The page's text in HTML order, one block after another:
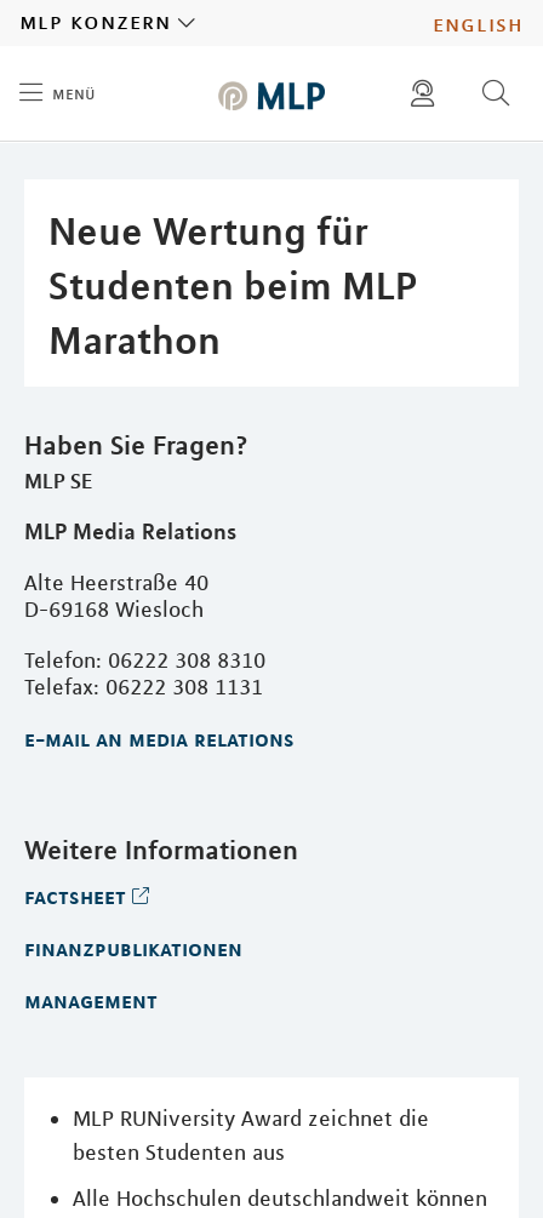
english
mlp konzern
menü
ad hoc mitteilungen finden
Neue Wertung für
Studenten beim MLP
Marathon
Haben Sie Fragen?
MLP SE
MLP Media Relations
Alte Heerstraße 40
D-69168 Wiesloch
Telefon: 06222 308 8310
Telefax: 06222 308 1131
e-mail an media relations
Weitere Informationen
factsheet
finanzpublikationen
management
MLP RUNiversity Award zeichnet die
besten Studenten aus
Alle Hochschulen deutschlandweit können